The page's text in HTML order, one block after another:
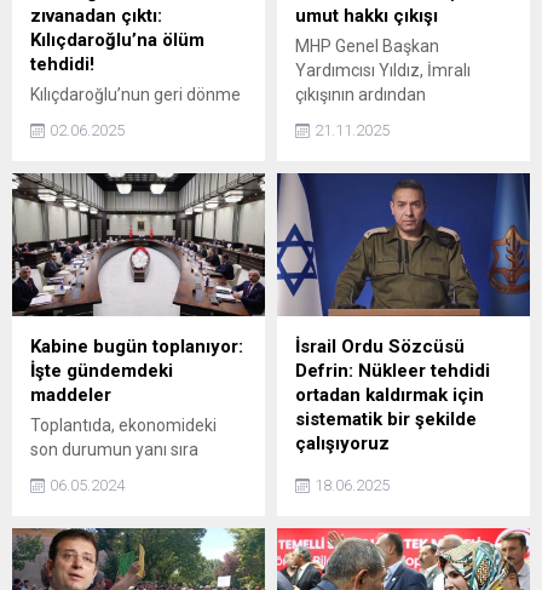
zıvanadan çıktı:
Kılıçdaroğlu’na ölüm
tehdidi!
Kılıçdaroğlu’nun geri dönme
ordusunu çileden çıkardı.
akademisyen Gülsunar
hakkında yaptığı suç
duyurusunu paylaşan bir X
hesabı, eski CHP liderine
yönelik ölüm tehdidinde
bulundu.
02.06.2025
umut hakkı çıkışı
MHP Genel Başkan
Yardımcısı Yıldız, İmralı
çıkışının ardından
"Şartlar yüzde 100
hakkının kullanılmasının da
önü açılacaktır" dedi. Yıldız
AİHM kararına ilişkin de
mesaj verdi.
21.11.2025
Kabine bugün toplanıyor:
İşte gündemdeki
maddeler
Toplantıda, ekonomideki
son durumun yanı sıra
alınması bekleniyor.
İsraile karşı UADda açtığı
davada müdahil olma
06.05.2024
İsrail Ordu Sözcüsü
Defrin: Nükleer tehdidi
ortadan kaldırmak için
sistematik bir şekilde
çalışıyoruz
Defrin, İran’a yönelik
tehdidi ortadan kaldırmak
için sistematik bir şekilde
18.06.2025